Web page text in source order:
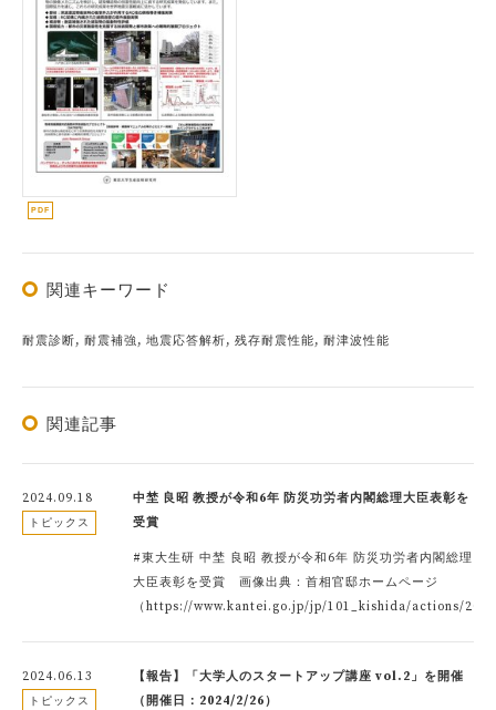
関連キーワード
耐震診断, 耐震補強, 地震応答解析, 残存耐震性能, 耐津波性能
関連記事
2024.09.18
トピックス
中埜 良昭 教授が令和6年 防災功労者内閣総理大臣表彰を
受賞
#東大生研 中埜 良昭 教授が令和6年 防災功労者内閣総理
大臣表彰を受賞 画像出典：首相官邸ホームページ
（https://www.kantei.go.jp/jp/101_kishida/actions/
2024.06.13
トピックス
【報告】「大学人のスタートアップ講座 vol.2」を開催
（開催日：2024/2/26）